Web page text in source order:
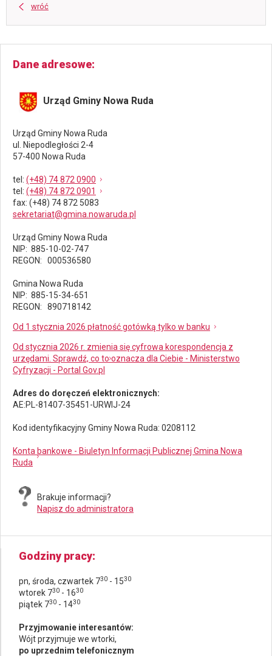
wróć
Dane adresowe
Urząd Gminy Nowa Ruda
Urząd Gminy Nowa Ruda
ul. Niepodległości 2-4
57-400 Nowa Ruda
tel : (+48) 74 872 0900
tel : (+48) 74 872 0901
fax: (+48) 74 872 5083
sekretariat@gmina.nowaruda.pl
Urząd Gminy Nowa Ruda
NIP: 885-10-02-747
REGON: 000536580
Gmina Nowa Ruda
NIP: 885-15-34-651
REGON: 890718142
Od 1 stycznia 2026 płatność gotówką tylko w banku
Od stycznia 2026 r. zmienia się cyfrowa korespondencja z
urzędami. Sprawdź, co to oznacza dla Ciebie - Ministerstwo
Cyfryzacji - Portal Gov.pl
Adres do doręczeń elektronicznych:
AE:PL-81407-35451-URWIJ-24
Kod identyfikacyjny Gminy Nowa Ruda: 0208112
Konta bankowe - Biuletyn Informacji Publicznej Gmina Nowa
Ruda
Brakuje informacji?
Napisz do administratora
Godziny pracy
pn, środa, czwartek 730 - 1530
wtorek 730 - 1630
piątek 730 - 1430
Przyjmowanie interesantów:
Wójt przyjmuje we wtorki,
po uprzednim telefonicznym